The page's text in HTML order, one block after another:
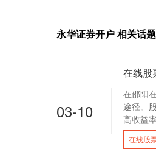
永华证券开户 相关话题
03-10
在线股
在邵阳
途径。
高收益
在线股